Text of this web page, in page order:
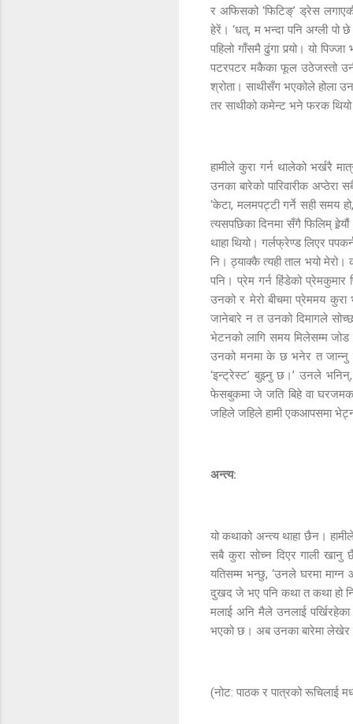
र अफिसको ‘फिटिङ्’ ड्रेस
हेरें। ‘धत्, म भन्दा पनि अग्ली पो
पहिलो गाँसमै ढुंगा पर्‍यो। यो
पटरपटर मकैका फूल उठेजस्तो
श्रोता। साथीसँग भएकोले होला
तर साथीको कमेन्ट भने फरक
हामीले कुरा गर्न थालेको भर्खरै
उनका बारेको पारिवारीक अप्ठेरा
‘केटा, मलमपट्टी गर्ने सही समय
त्यसपछिका दिनमा सँगै फिलिम्
थाहा थियो। गर्लफ्रेण्ड लिएर
नि। ठ्याक्कै त्यही ताल भयो मेरो।
पनि। प्रेम गर्न हिंडेको
उनको र मेरो बीचमा प्रेममय
जानेबारे न त उनको दिमागले
भेटनको लागि समय मिलेसम्म जोड
उनको मनमा के छ भनेर त जान्नु
‘इन्ट्रेस्ट’ बुझ्नु छ।’ उनले
फेसबुकमा जे जति बिहे वा
जहिले जहिले हामी एकआपसमा भेट्न
अन्त्य:
यो कथाको अन्त्य थाहा छैन।
सबै कुरा सोच्न दिएर गाली खानु
यतिसम्म भन्छु, ‘उनले घरमा
दुखद जे भए पनि कथा त कथा हो
मलाई अनि मैले उनलाई
भएको छ। अब उनका बारेमा लेखेर
(नोट: पाठक र पात्रको रूचिलाई